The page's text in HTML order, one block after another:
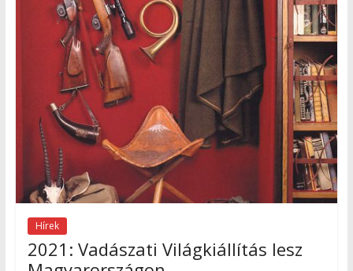
Hírek
2021: Vadászati Világkiállítás lesz